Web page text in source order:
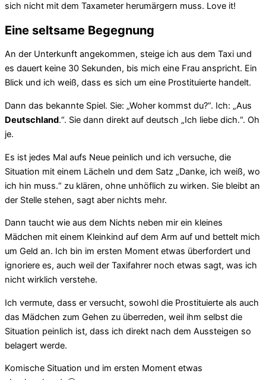
sich nicht mit dem Taxameter herumärgern muss. Love it!
Eine seltsame Begegnung
An der Unterkunft angekommen, steige ich aus dem Taxi und
es dauert keine 30 Sekunden, bis mich eine Frau anspricht. Ein
Blick und ich weiß, dass es sich um eine Prostituierte handelt.
Dann das bekannte Spiel. Sie: „Woher kommst du?“. Ich: „Aus
Deutschland.“. Sie dann direkt auf deutsch „Ich liebe dich.“. Oh
je.
Es ist jedes Mal aufs Neue peinlich und ich versuche, die
Situation mit einem Lächeln und dem Satz „Danke, ich weiß, wo
ich hin muss.“ zu klären, ohne unhöflich zu wirken. Sie bleibt an
der Stelle stehen, sagt aber nichts mehr.
Dann taucht wie aus dem Nichts neben mir ein kleines
Mädchen mit einem Kleinkind auf dem Arm auf und bettelt mich
um Geld an. Ich bin im ersten Moment etwas überfordert und
ignoriere es, auch weil der Taxifahrer noch etwas sagt, was ich
nicht wirklich verstehe.
Ich vermute, dass er versucht, sowohl die Prostituierte als auch
das Mädchen zum Gehen zu überreden, weil ihm selbst die
Situation peinlich ist, dass ich direkt nach dem Aussteigen so
belagert werde.
Komische Situation und im ersten Moment etwas